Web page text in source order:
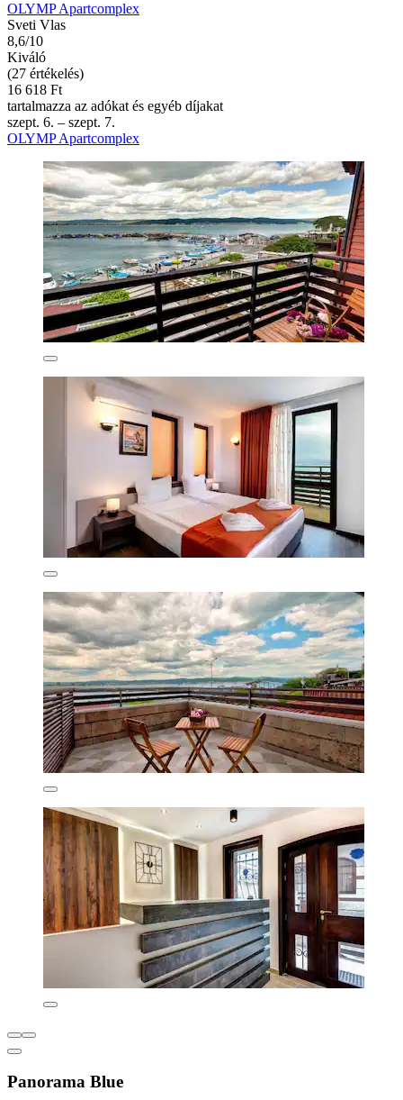
OLYMP Apartcomplex
Sveti Vlas
8,6/10
Kiváló
(27 értékelés)
16 618 Ft
tartalmazza az adókat és egyéb díjakat
szept. 6. – szept. 7.
OLYMP Apartcomplex
Panorama Blue